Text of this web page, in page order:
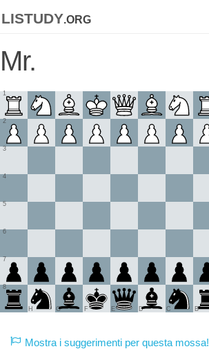
listudy.org
Mr.
1
2
3
4
5
6
7
8
B
C
D
E
F
G
H
Mostra i suggerimenti per questa mossa!